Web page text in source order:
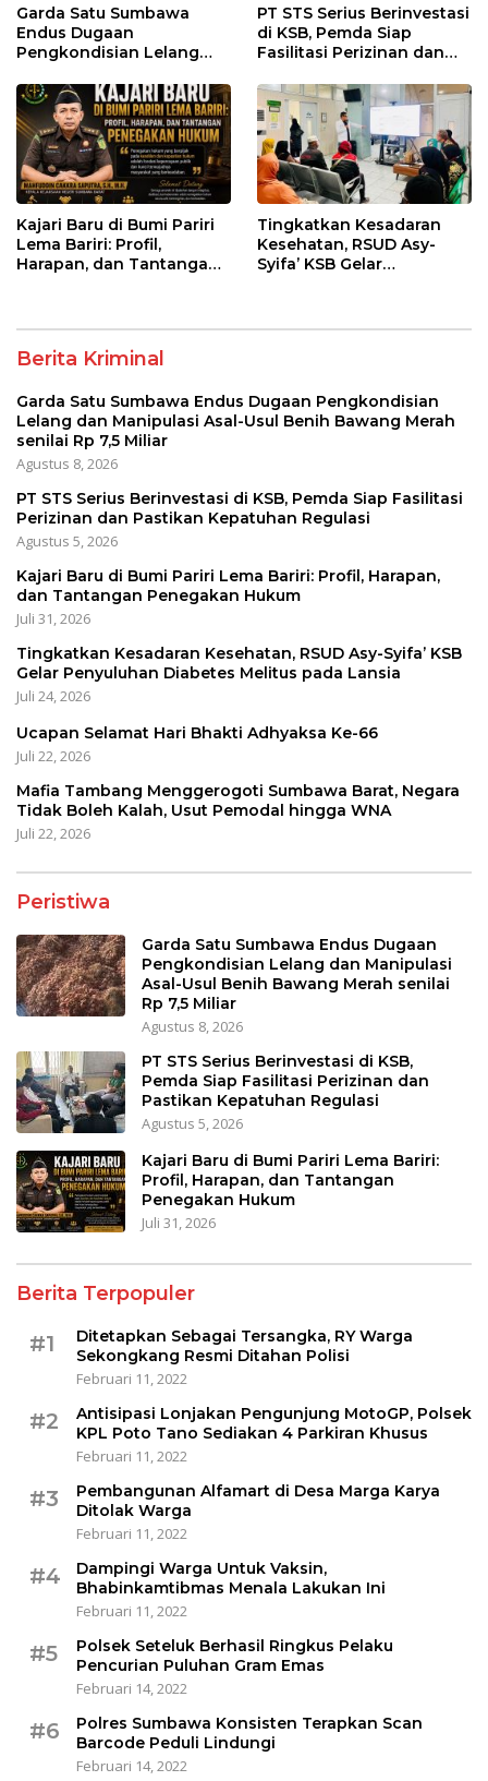
Garda Satu Sumbawa
Endus Dugaan
Pengkondisian Lelang
Benih Bawang Merah
senilai Rp 7,5 Miliar
PT STS Serius Berinvestasi
di KSB, Pemda Siap
Fasilitasi Perizinan dan
Regulasi
Kajari Baru di Bumi Pariri
Lema Bariri: Profil,
Harapan, dan Tantangan
Tingkatkan Kesadaran
Kesehatan, RSUD Asy-
Syifa’ KSB Gelar
Berita Kriminal
Garda Satu Sumbawa Endus Dugaan Pengkondisian
Lelang dan Manipulasi Asal-Usul Benih Bawang Merah
senilai Rp 7,5 Miliar
Agustus 8, 2026
PT STS Serius Berinvestasi di KSB, Pemda Siap Fasilitasi
Perizinan dan Pastikan Kepatuhan Regulasi
Agustus 5, 2026
Kajari Baru di Bumi Pariri Lema Bariri: Profil, Harapan,
dan Tantangan Penegakan Hukum
Juli 31, 2026
Tingkatkan Kesadaran Kesehatan, RSUD Asy-Syifa’ KSB
Gelar Penyuluhan Diabetes Melitus pada Lansia
Juli 24, 2026
Ucapan Selamat Hari Bhakti Adhyaksa Ke-66
Juli 22, 2026
Mafia Tambang Menggerogoti Sumbawa Barat, Negara
Tidak Boleh Kalah, Usut Pemodal hingga WNA
Juli 22, 2026
Peristiwa
Garda Satu Sumbawa Endus Dugaan
Pengkondisian Lelang dan Manipulasi
Asal-Usul Benih Bawang Merah senilai
Rp 7,5 Miliar
Agustus 8, 2026
PT STS Serius Berinvestasi di KSB,
Pemda Siap Fasilitasi Perizinan dan
Pastikan Kepatuhan Regulasi
Agustus 5, 2026
Kajari Baru di Bumi Pariri Lema Bariri:
Profil, Harapan, dan Tantangan
Penegakan Hukum
Juli 31, 2026
Berita Terpopuler
#1
Ditetapkan Sebagai Tersangka, RY Warga
Sekongkang Resmi Ditahan Polisi
Februari 11, 2022
#2
Antisipasi Lonjakan Pengunjung MotoGP, Polsek
KPL Poto Tano Sediakan 4 Parkiran Khusus
Februari 11, 2022
#3
Pembangunan Alfamart di Desa Marga Karya
Ditolak Warga
Februari 11, 2022
#4
Dampingi Warga Untuk Vaksin,
Bhabinkamtibmas Menala Lakukan Ini
Februari 11, 2022
#5
Polsek Seteluk Berhasil Ringkus Pelaku
Pencurian Puluhan Gram Emas
Februari 14, 2022
#6
Polres Sumbawa Konsisten Terapkan Scan
Barcode Peduli Lindungi
Februari 14, 2022